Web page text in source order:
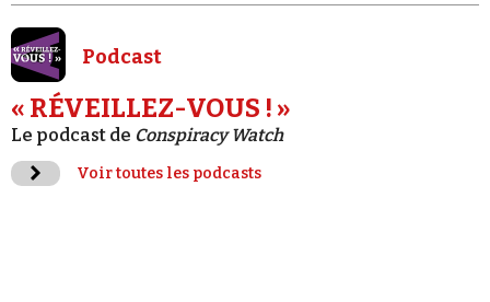
Podcast
« RÉVEILLEZ-VOUS ! »
Le podcast de Conspiracy Watch
Voir toutes les podcasts